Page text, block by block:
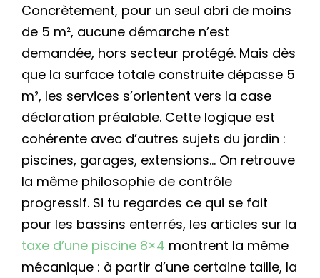
Concrètement, pour un seul abri de moins
de 5 m², aucune démarche n’est
demandée, hors secteur protégé. Mais dès
que la surface totale construite dépasse 5
m², les services s’orientent vers la case
déclaration préalable. Cette logique est
cohérente avec d’autres sujets du jardin :
piscines, garages, extensions… On retrouve
la même philosophie de contrôle
progressif. Si tu regardes ce qui se fait
pour les bassins enterrés, les articles sur la
taxe d’une piscine 8×4 montrent la même
mécanique : à partir d’une certaine taille, la